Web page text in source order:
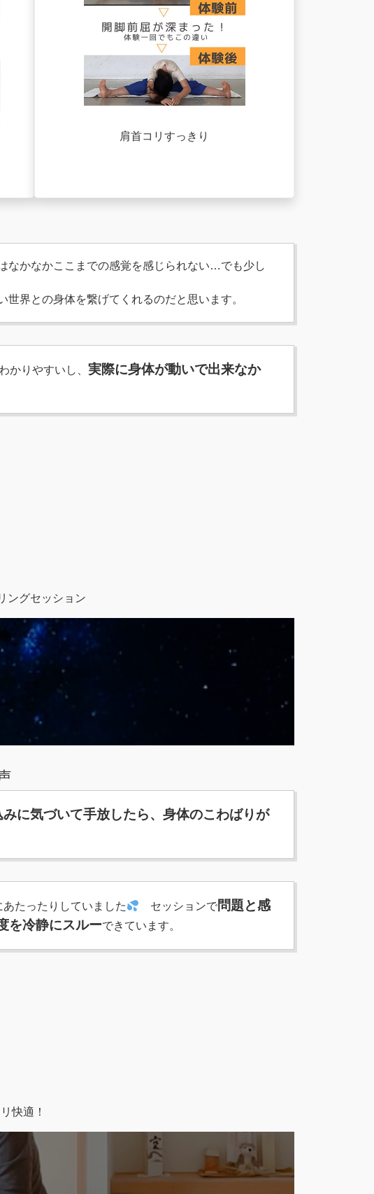
肩首コリすっきり
なかなかここまでの感覚を感じられない…でも少し
世界との身体を繋げてくれるのだと思います。
かりやすいし、 実際に身体が動いで出来なか
ングセッション
みに気づいて手放したら、身体のこわばりが
たったりしていました セッションで問題と感
を冷静にスルーできています。
快適！